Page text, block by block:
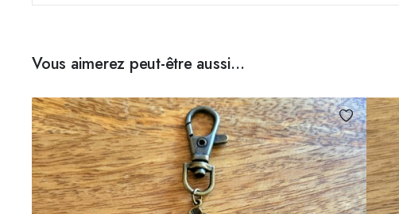
Vous aimerez peut-être aussi…